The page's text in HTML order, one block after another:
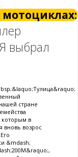
мотоциклах:
выбрал
стране
которым в
вновь возрос
&mdash;